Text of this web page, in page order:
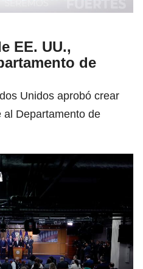
EE. UU.,
de
Unidos aprobó crear
al Departamento de